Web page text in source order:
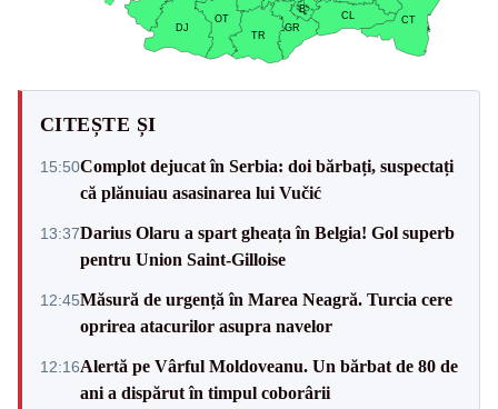
CITEȘTE ȘI
15:50Complot dejucat în Serbia: doi bărbați, suspectați
că plănuiau asasinarea lui Vučić
13:37Darius Olaru a spart gheața în Belgia! Gol superb
pentru Union Saint-Gilloise
12:45Măsură de urgență în Marea Neagră. Turcia cere
oprirea atacurilor asupra navelor
12:16Alertă pe Vârful Moldoveanu. Un bărbat de 80 de
ani a dispărut în timpul coborârii